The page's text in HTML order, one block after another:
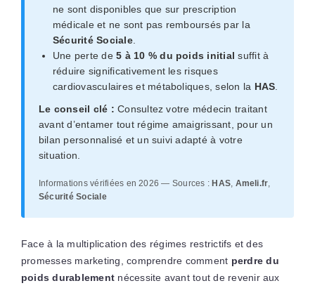
ne sont disponibles que sur prescription
médicale et ne sont pas remboursés par la
Sécurité Sociale.
Une perte de5 à 10 % du poids initial suffit à
réduire significativement les risques
cardiovasculaires et métaboliques, selon la HAS
Le conseil clé : Consultez votre médecin traitant
avant d’entamer tout régime amaigrissant, pour un
bilan personnalisé et un suivi adapté à votre
situation.
Informations vérifiées en 2026 — Sources : HAS, Ameli.fr,
Sécurité Sociale
Face à la multiplication des régimes restrictifs et des
promesses marketing, comprendre comment perdre du
poids durablement nécessite avant tout de revenir aux